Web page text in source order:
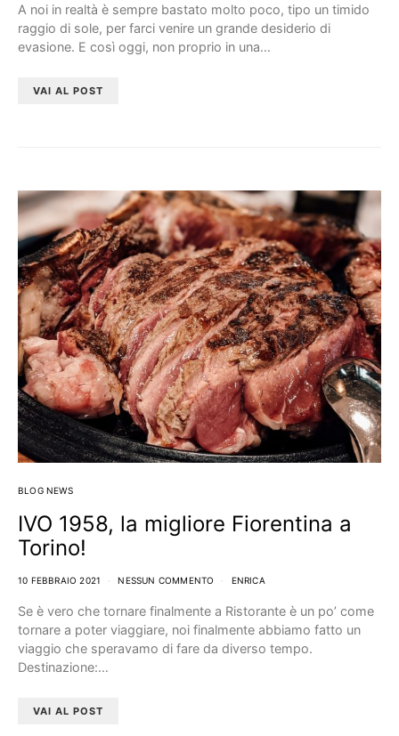
A noi in realtà è sempre bastato molto poco, tipo un timido
raggio di sole, per farci venire un grande desiderio di
evasione. E così oggi, non proprio in una…
VAI AL POST
BLOG NEWS
IVO 1958, la migliore Fiorentina a
Torino!
10 FEBBRAIO 2021 NESSUN COMMENTO ENRICA
Se è vero che tornare finalmente a Ristorante è un po’ come
tornare a poter viaggiare, noi finalmente abbiamo fatto un
viaggio che speravamo di fare da diverso tempo.
Destinazione:…
VAI AL POST